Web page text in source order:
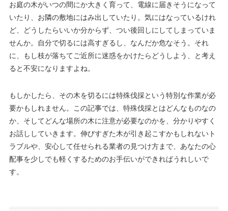
お庭の木がいつの間にか大きく育って、電線に届きそうになって
いたり、お隣の敷地にはみ出していたり。気にはなっているけれ
ど、どうしたらいいか分からず、つい後回しにしてしまっていま
せんか。自分で切るには高すぎるし、なんだか危なそう。それ
に、もし枝が落ちてご近所に迷惑をかけたらどうしよう、と考え
ると不安になりますよね。
もしかしたら、その木を切るには特殊伐採という特別な作業が必
要かもしれません。この記事では、特殊伐採とはどんなものなの
か、そしてどんな場所の木に注意が必要なのかを、分かりやすく
お話ししていきます。伸びすぎた木が引き起こすかもしれないト
ラブルや、安心して任せられる業者の見つけ方まで、あなたの心
配事を少しでも軽くするためのお手伝いができればうれしいで
す。